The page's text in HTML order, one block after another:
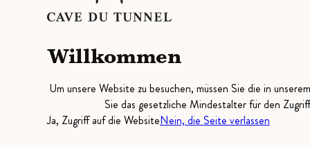
Willkommen
Um unsere Website zu besuchen, müssen Sie die in
Sie das gesetzliche Mindestalter für den
Ja, Zugriff auf die WebsiteNein, die Seite verlassen